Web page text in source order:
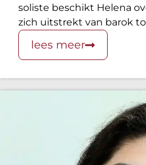
soliste beschikt Helena
zich uitstrekt van barok
lees meer